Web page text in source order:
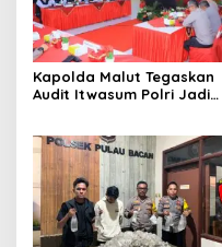
Kapolda Malut Tegaskan
Audit Itwasum Polri Jadi